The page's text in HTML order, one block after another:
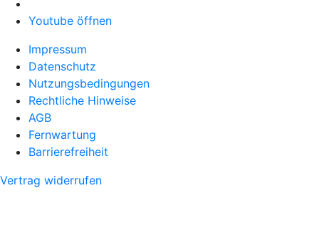
Youtube öffnen
Impressum
Datenschutz
Nutzungsbedingungen
Rechtliche Hinweise
AGB
Fernwartung
Barrierefreiheit
Vertrag widerrufen